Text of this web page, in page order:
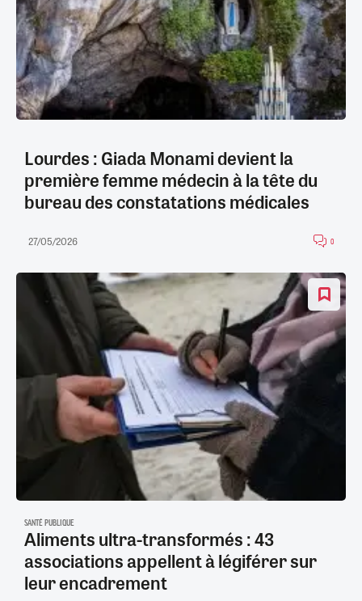
Lourdes : Giada Monami devient la
première femme médecin à la tête du
bureau des constatations médicales
27/05/2026 0
SANTÉ PUBLIQUE
Aliments ultra-transformés : 43
associations appellent à légiférer sur
leur encadrement